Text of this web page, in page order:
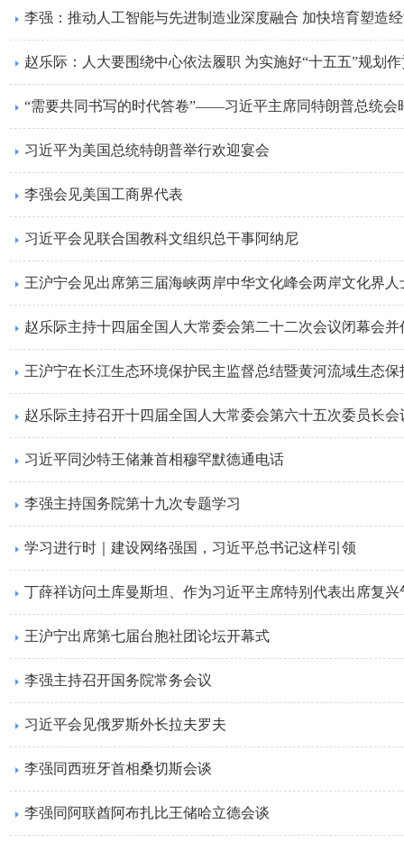
李强：推动人工智能与先进制造业深度融合 加快培育塑造
赵乐际：人大要围绕中心依法履职 为实施好“十五五”规划
“需要共同书写的时代答卷”——习近平主席同特朗普总统会
习近平为美国总统特朗普举行欢迎宴会
李强会见美国工商界代表
习近平会见联合国教科文组织总干事阿纳尼
王沪宁会见出席第三届海峡两岸中华文化峰会两岸文化界人
赵乐际主持召开十四届全国人大常委会第六十五次委员长会
习近平同沙特王储兼首相穆罕默德通电话
李强主持国务院第十九次专题学习
学习进行时｜建设网络强国，习近平总书记这样引领
王沪宁出席第七届台胞社团论坛开幕式
李强主持召开国务院常务会议
习近平会见俄罗斯外长拉夫罗夫
李强同西班牙首相桑切斯会谈
李强同阿联酋阿布扎比王储哈立德会谈